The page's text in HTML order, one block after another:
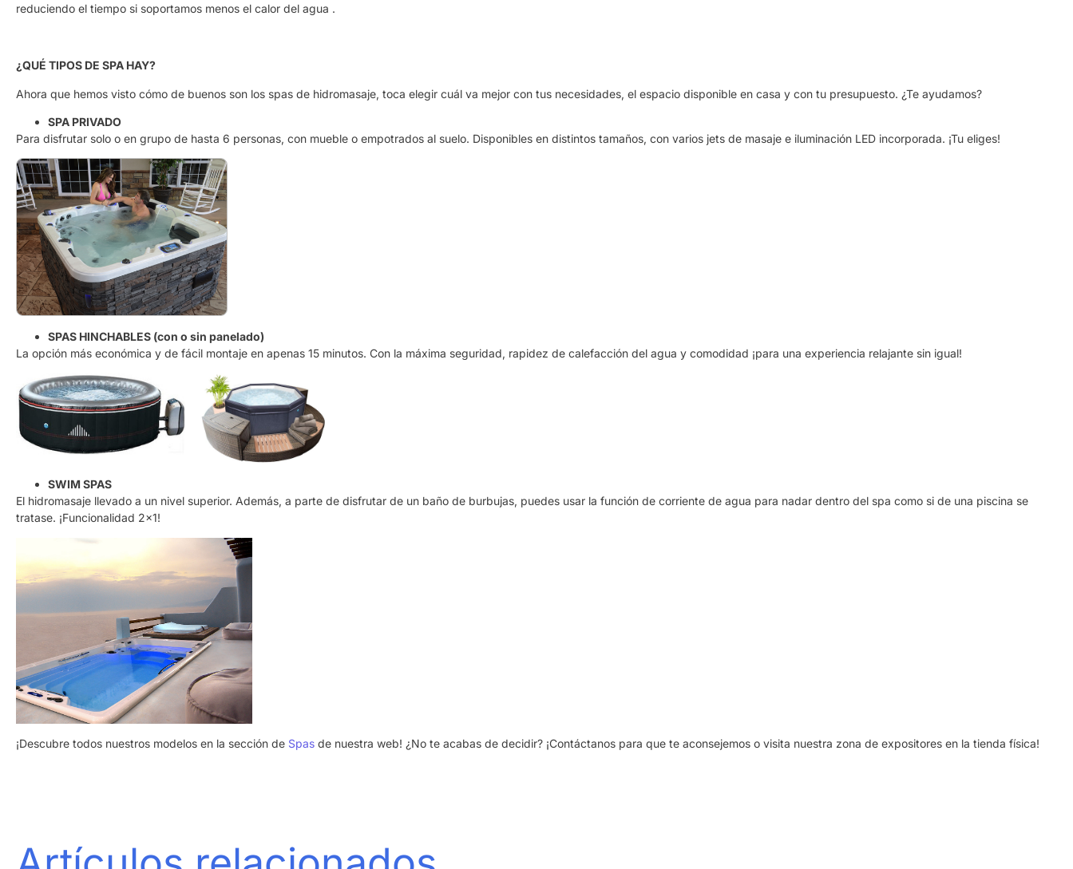
reduciendo el tiempo si soportamos menos el calor del agua .
¿QUÉ TIPOS DE SPA HAY?
Ahora que hemos visto cómo de buenos son los spas de hidromasaje, toca elegir cuál va mejor con tus necesidades, el espacio disponible en casa y con tu presupuesto. ¿Te ayudamos?
SPA PRIVADO
Para disfrutar solo o en grupo de hasta 6 personas, con mueble o empotrados al suelo. Disponibles en distintos tamaños, con varios jets de masaje e iluminación LED incorporada. ¡Tu eliges!
SPAS HINCHABLES (con o sin panelado)
La opción más económica y de fácil montaje en apenas 15 minutos. Con la máxima seguridad, rapidez de calefacción del agua y comodidad ¡para una experiencia relajante sin igual!
SWIM SPAS
El hidromasaje llevado a un nivel superior. Además, a parte de disfrutar de un baño de burbujas, puedes usar la función de corriente de agua para nadar dentro del spa como si de una piscina se
tratase. ¡Funcionalidad 2×1!
¡Descubre todos nuestros modelos en la sección de Spas de nuestra web! ¿No te acabas de decidir? ¡Contáctanos para que te aconsejemos o visita nuestra zona de expositores en la tienda física!